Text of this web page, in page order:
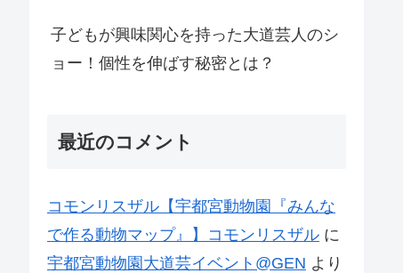
子どもが興味関心を持った大道芸人のシ
ョー！個性を伸ばす秘密とは？
最近のコメント
コモンリスザル【宇都宮動物園『みんな
で作る動物マップ』】コモンリスザル に
宇都宮動物園大道芸イベント@GEN より